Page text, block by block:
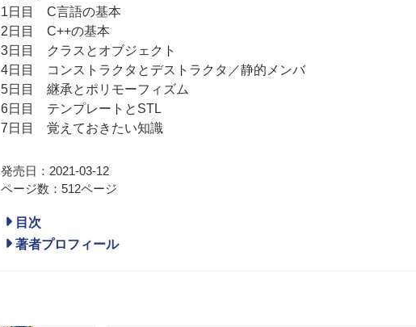
1日目 C言語の基本
2日目 C++の基本
3日目 クラスとオブジェクト
4日目 コンストラクタとデストラクタ／静的メンバ
5日目 継承とポリモーフィズム
6日目 テンプレートとSTL
7日目 覚えておきたい知識
発売日：2021-03-12
ページ数：512ページ
目次
著者プロフィール